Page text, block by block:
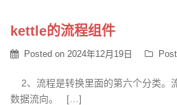
kettle的流程组件
Posted on 2024年12月19日
2、流程是转换里面的第六个分类。
数据流向。 […]